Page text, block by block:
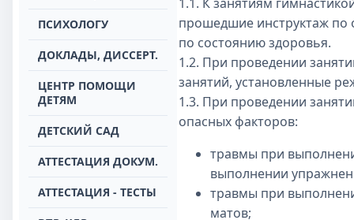
ПСИХОЛОГУ
ДОКЛАДЫ, ДИССЕРТ.
ЦЕНТР ПОМОЩИ
ДЕТЯМ
ДЕТСКИЙ САД
АТТЕСТАЦИЯ ДОКУМ.
АТТЕСТАЦИЯ - ТЕСТЫ
прошедшие инструктаж по
по состоянию здоровья.
1.2. При проведении
занятий, установленные
1.3. При проведении
опасных факторов:
травмы при
выполнении
травмы при
матов;